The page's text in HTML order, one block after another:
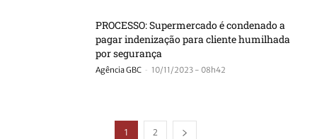
PROCESSO: Supermercado é condenado a
pagar indenização para cliente humilhada
por segurança
Agência GBC - 10/11/2023 - 08h42
1 2